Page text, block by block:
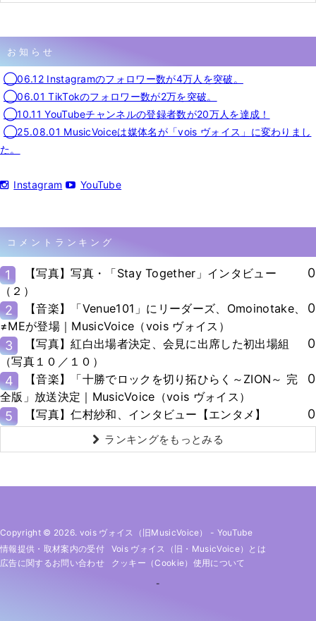
お知らせ
◯06.12 Instagramのフォロワー数が4万人を突破。
◯06.01 TikTokのフォロワー数が2万を突破。
◯10.11 YouTubeチャンネルの登録者数が20万人を達成！
◯25.08.01 MusicVoiceは媒体名が「vois ヴォイス」に変わりまし
た。
Instagram YouTube
コメントランキング
1
【写真】写真・「Stay Together」インタビュー
（２）
0
2
【音楽】「Venue101」にリーダーズ、Omoinotake、
≠MEが登場｜MusicVoice（vois ヴォイス）
0
3
【写真】紅白出場者決定、会見に出席した初出場組
（写真１０／１０）
0
4
【音楽】「十勝でロックを切り拓ひらく～ZION～ 完
全版」放送決定｜MusicVoice（vois ヴォイス）
0
5 【写真】仁村紗和、インタビュー【エンタメ】 0
ランキングをもっとみる
Copyright © 2026. vois ヴォイス（旧MusicVoice） - YouTube
情報提供・取材案内の受付
Vois ヴォイス（旧・MusicVoice）とは
広告に関するお問い合わせ
クッキー（cookie）使用について
-